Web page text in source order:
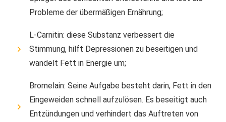
Probleme der übermäßigen Ernährung;
L-Carnitin: diese Substanz verbessert die
Stimmung, hilft Depressionen zu beseitigen und
wandelt Fett in Energie um;
Bromelain: Seine Aufgabe besteht darin, Fett in den
Eingeweiden schnell aufzulösen. Es beseitigt auch
Entzündungen und verhindert das Auftreten von